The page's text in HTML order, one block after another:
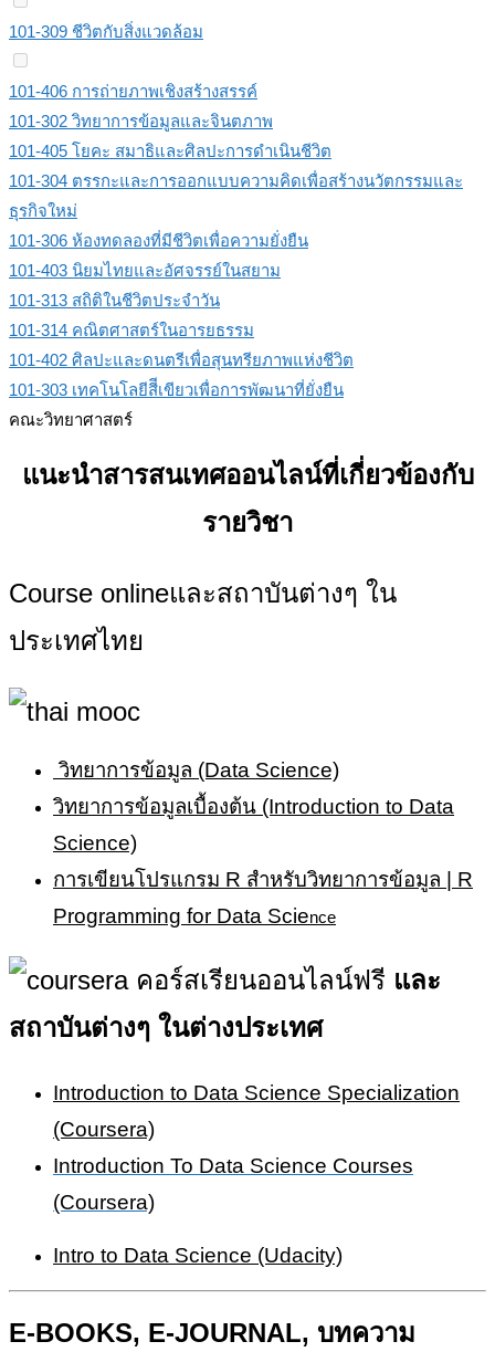
101-309 ชีวิตกับสิ่งแวดล้อม
101-406 การถ่ายภาพเชิงสร้างสรรค์
101-302 วิทยาการข้อมูลและจินตภาพ
101-405 โยคะ สมาธิและศิลปะการดําเนินชีวิต
101-304 ตรรกะและการออกแบบความคิดเพื่อสร้างนวัตกรรมและ
ธุรกิจใหม่
101-306 ห้องทดลองที่มีชีวิตเพื่อความยั่งยืน
101-403 นิยมไทยและอัศจรรย์ในสยาม
101-313 สถิติในชีวิตประจําวัน
101-314 คณิตศาสตร์ในอารยธรรม
101-402 ศิลปะและดนตรีเพื่อสุนทรียภาพแห่งชีวิต
101-303 เทคโนโลยีสีีเขียวเพื่อการพัฒนาที่ยั่งยืน
คณะวิทยาศาสตร์
แนะนำสารสนเทศออนไลน์ที่เกี่ยวข้องกับ
รายวิชา
Course onlineและสถาบันต่างๆ ใน
ประเทศไทย
วิทยาการข้อมูล (Data Science)
วิทยาการข้อมูลเบื้องต้น (Introduction to Data
Science)
การเขียนโปรแกรม R สำหรับวิทยาการข้อมูล | R
Programming for Data Science
และ
สถาบันต่างๆ ในต่างประเทศ
Introduction to Data Science Specialization
(Coursera)
Introduction To Data Science Courses
(Coursera)
Intro to Data Science (Udacity)
E-BOOKS, E-JOURNAL, บทความ